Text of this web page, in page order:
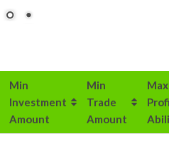
Min
Investment
Amount
Min
Trade
Amount
Max